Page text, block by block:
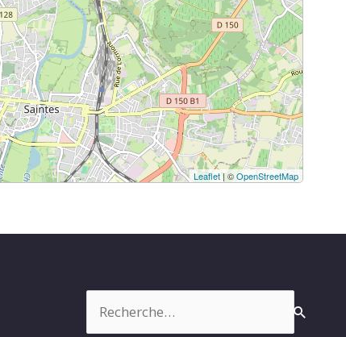
Leaflet| ©OpenStreetMap